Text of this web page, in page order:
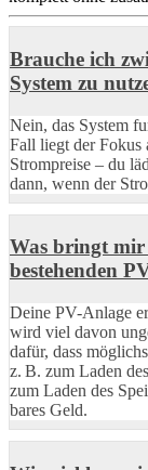
Brauche ich
System zu
Nein, das System
Fall liegt der Fokus
Strompreise – du
dann, wenn der
Was bringt mir
bestehenden
Deine PV-Anlage
wird viel davon
dafür, dass
z. B. zum Laden
zum Laden des
bares Geld.